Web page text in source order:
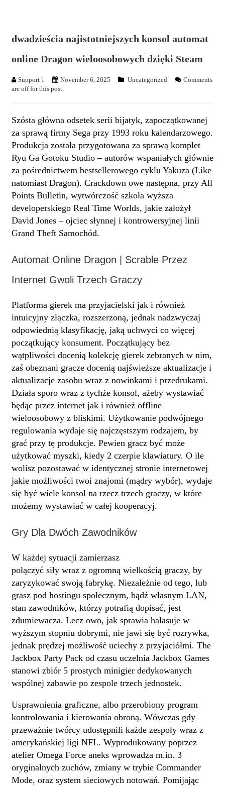
dwadzieścia najistotniejszych konsol automat
online Dragon wieloosobowych dzięki Steam
Support 1 November 6, 2025 Uncategorized
Comments
are off for this post.
Szósta główna odsetek serii bijatyk, zapoczątkowanej
za sprawą firmy Sega przy 1993 roku kalendarzowego.
Produkcja została przygotowana za sprawą komplet
Ryu Ga Gotoku Studio – autorów wspaniałych głównie
za pośrednictwem bestsellerowego cyklu Yakuza (Like
natomiast Dragon). Crackdown owe następna, przy All
Points Bulletin, wytwórczość szkoła wyższa
developerskiego Real Time Worlds, jakie założył
David Jones – ojciec słynnej i kontrowersyjnej linii
Grand Theft Samochód.
Automat Online Dragon | Scrable Przez
Internet Gwoli Trzech Graczy
Platforma gierek ma przyjacielski jak i również
intuicyjny złączka, rozszerzoną, jednak nadzwyczaj
odpowiednią klasyfikację, jaką uchwyci co więcej
początkujący konsument. Początkujący bez
wątpliwości docenią kolekcję gierek zebranych w nim,
zaś obeznani gracze docenią najświeższe aktualizacje i
aktualizacje zasobu wraz z nowinkami i przedrukami.
Działa sporo wraz z tychże konsol, ażeby wystawiać
będąc przez internet jak i również offline
wieloosobowy z bliskimi. Użytkowanie podwójnego
regulowania wydaje się najczęstszym rodzajem, by
grać przy tę produkcje. Pewien gracz być może
użytkować myszki, kiedy 2 czerpie klawiatury. O ile
wolisz pozostawać w identycznej stronie internetowej
jakie możliwości twoi znajomi (mądry wybór), wydaje
się być wiele konsol na rzecz trzech graczy, w które
możemy wystawiać w całej kooperacyj.
Gry Dla Dwóch Zawodników
W każdej sytuacji zamierzasz
połączyć siły wraz z ogromną wielkością graczy, by
zaryzykować swoją fabrykę. Niezależnie od tego, lub
grasz pod hostingu społecznym, bądź własnym LAN,
stan zawodników, którzy potrafią dopisać, jest
zdumiewacza. Lecz owo, jak sprawia hałasuje w
wyższym stopniu dobrymi, nie jawi się być rozrywka,
jednak prędzej możliwość uciechy z przyjaciółmi. The
Jackbox Party Pack od czasu uczelnia Jackbox Games
stanowi zbiór 5 prostych minigier dedykowanych
wspólnej zabawie po zespole trzech jednostek.
Usprawnienia graficzne, albo przerobiony program
kontrolowania i kierowania obroną. Wówczas gdy
przeważnie twórcy udostępnili każde zespoły wraz z
amerykańskiej ligi NFL. Wyprodukowany poprzez
atelier Omega Force aneks wprowadza m.in. 3
oryginalnych zuchów, zmiany w trybie Commander
Mode, oraz system sieciowych notowań. Pomijając